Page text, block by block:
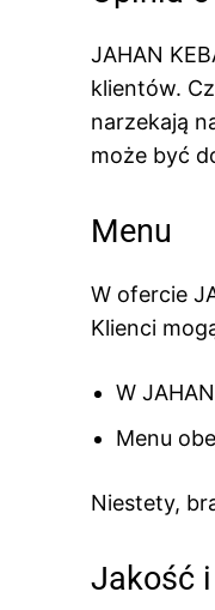
JAHAN
klientów.
narzekają
może być
Menu
W ofercie
Klienci
W
Menu
Niestety,
Jakość